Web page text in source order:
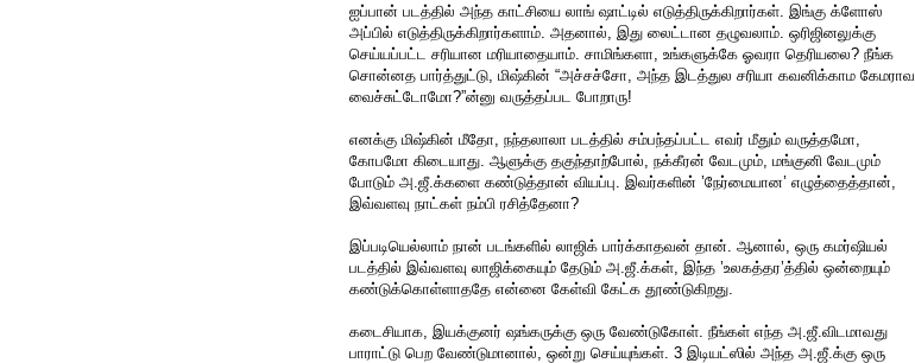
ஐப்பான் படத்தில் அந்த காட்சியை லாங் ஷாட்டில் எடுத்திருக்கிறார்கள். இங்கு க்ளோஸ்
அப்பில் எடுத்திருக்கிறார்களாம். அதனால், இது லைட்டான தழுவலாம். ஒரிஜினலுக்கு
செய்யப்பட்ட சரியான மரியாதையாம். சாமிங்களா, உங்களுக்கே ஓவரா தெரியலை? நீங்க
சொன்னத பார்த்துட்டு, மிஷ்கின் “அச்சச்சோ, அந்த இடத்துல சரியா கவனிக்காம கேமராவ
வைச்சுட்டோமோ?”ன்னு வருத்தப்பட போறாரு!
எனக்கு மிஷ்கின் மீதோ, நந்தலாலா படத்தில் சம்பந்தப்பட்ட எவர் மீதும் வருத்தமோ,
கோபமோ கிடையாது. ஆளுக்கு தகுந்தாற்போல், நக்கீரன் வேடமும், மங்குனி வேடமும்
போடும் அ.ஜீ.க்களை கண்டுத்தான் வியப்பு. இவர்களின் ’நேர்மையான’ எழுத்தைத்தான்,
இவ்வளவு நாட்கள் நம்பி ரசித்தேனா?
இப்படியெல்லாம் நான் படங்களில் லாஜிக் பார்க்காதவன் தான். ஆனால், ஒரு கமர்ஷியல்
படத்தில் இவ்வளவு லாஜிக்கையும் தேடும் அ.ஜீ.க்கள், இந்த ’உலகத்தர’த்தில் ஒன்றையும்
கண்டுக்கொள்ளாததே என்னை கேள்வி கேட்க தூண்டுகிறது.
கடைசியாக, இயக்குனர் ஷங்கருக்கு ஒரு வேண்டுகோள். நீங்கள் எந்த அ.ஜீ.விடமாவது
பாராட்டு பெற வேண்டுமானால், ஒன்று செய்யுங்கள். 3 இடியட்ஸில் அந்த அ.ஜீ.க்கு ஒரு